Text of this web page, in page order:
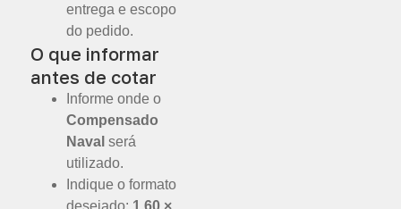
entrega e escopo
do pedido.
O que informar
antes de cotar
Informe onde o
Compensado
Naval será
utilizado.
Indique o formato
desejado: 1,60 ×